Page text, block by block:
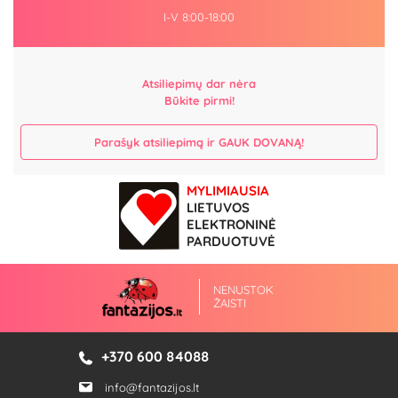
I-V 8:00-18:00
Atsiliepimų dar nėra
Būkite pirmi!
Parašyk atsiliepimą ir GAUK DOVANĄ!
MYLIMIAUSIA
LIETUVOS
ELEKTRONINĖ
PARDUOTUVĖ
NENUSTOK
ŽAISTI
+370 600 84088
info@fantazijos.lt